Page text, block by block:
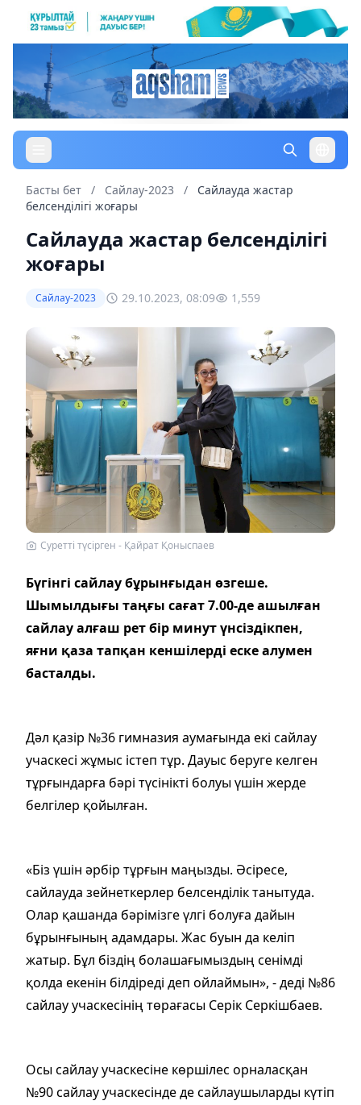
Басты бет / Сайлау-2023 /
Сайлауда жастар
белсенділігі жоғары
Сайлауда жастар белсенділігі
жоғары
Сайлау-2023 29.10.2023, 08:09 1,559
Суретті түсірген - Қайрат Қоныспаев
Бүгінгі сайлау бұрынғыдан өзгеше.
Шымылдығы таңғы сағат 7.00-де ашылған
сайлау алғаш рет бір минут үнсіздікпен,
яғни қаза тапқан кеншілерді еске алумен
басталды.
Дәл қазір №36 гимназия аумағында екі сайлау
учаскесі жұмыс істеп тұр. Дауыс беруге келген
тұрғындарға бәрі түсінікті болуы үшін жерде
белгілер қойылған.
«Біз үшін әрбір тұрғын маңызды. Әсіресе,
сайлауда зейнеткерлер белсенділік танытуда.
Олар қашанда бәрімізге үлгі болуға дайын
бұрынғының адамдары. Жас буын да келіп
жатыр. Бұл біздің болашағымыздың сенімді
қолда екенін білдіреді деп ойлаймын», - деді №86
сайлау учаскесінің төрағасы Серік Серкішбаев.
Осы сайлау учаскесіне көршілес орналасқан
№90 сайлау учаскесінде де сайлаушыларды күтіп